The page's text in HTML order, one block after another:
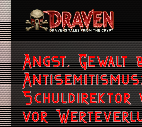
Angst, Gewalt
Schuldirektor
vor